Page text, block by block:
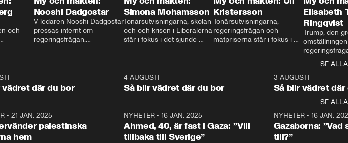
och
Nooshi Dadgostar
V-ledaren Nooshi Dadgostar
pressas internt om
regeringsfrågan.
– Vi ställer upp i val. Ska vi
vara med så sitter vi förstås
Simona Mohamsson
Tonårsutvisningarna, skolan
och och krisen i Liberalerna
står i fokus i det sjunde
kommentator My
Rohwedder ställer
utbildnings- och
Mohamsson till svars.
Kristersson
Tonårsutvisningarna,
regeringsfrågan och
matpriserna står i fokus i
Rohwedder ställer
statsminister Ulf Kristersson
Elisabeth
Ringqvist
Trump, den
centrum i
avsnittet av
Makten”. Se
Aftonbladets
Rohwedder
Thand Ring
SE ALLA
vädret där du bor
4 AUGUSTI
Så blir vädret där du bor
3 AUGUSTI
Så blir vädret där
SE ALLA
•21 JAN. 2025
palestinska
hem
NYHETER• 16 JAN. 2025
Ahmed, 40, är fast i Gaza: ”Vill
tillbaka till Sverige”
NYHETER• 16 JAN.
Gazaborna:
till?”